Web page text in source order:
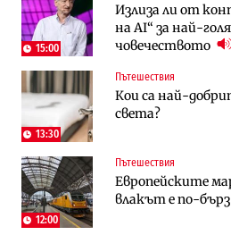
15:00
Излиза ли от
на AI“ за най-
човечеството
13:30
Пътешествия
Кои са най-
света?
12:00
Пътешествия
Европейските
влакът е по-
Vivacom
90% отстъпка
Компании
„Ендуросат“ ще
космически и
Енергетика
АЕЦ „Козлодуй“
няколко
Столична
преместването
трасе по бул.
Енергетика
Държавният ТЕЦ
работи с 5 блока
To:know
Последни дни с
в лева: Какво